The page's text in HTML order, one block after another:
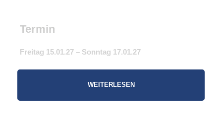
Termin
Freitag 15.01.27 – Sonntag 17.01.27
Skitourenwochenende bei dem wir uns je nach
Wetterlage und Lawinensituation kurzfristig für ein
WEITERLESEN